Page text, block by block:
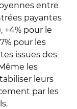
entre
payantes
+4% pour le
pour les
issues des
les
leurs
par les